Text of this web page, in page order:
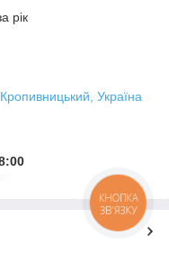
рік
Україна
КНОПКА
ЗВ'ЯЗКУ